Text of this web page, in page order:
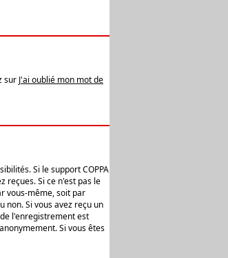
sur J'ai oublié mon mot de
Si le support COPPA
reçues. Si ce n'est pas le
vous-même, soit par
non. Si vous avez reçu un
l'enregistrement est
Si vous êtes